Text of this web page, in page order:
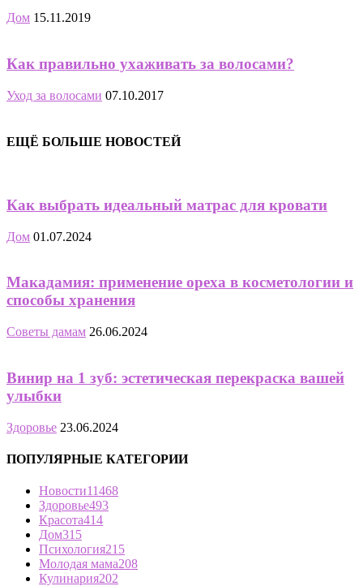
Дом 15.11.2019
Как правильно ухаживать за волосами?
Уход за волосами 07.10.2017
ЕЩЁ БОЛЬШЕ НОВОСТЕЙ
Как выбрать идеальный матрас для кровати
Дом 01.07.2024
Макадамия: применение ореха в косметологии и
способы хранения
Советы дамам 26.06.2024
Винир на 1 зуб: эстетическая перекраска вашей
улыбки
Здоровье 23.06.2024
ПОПУЛЯРНЫЕ КАТЕГОРИИ
Новости11468
Здоровье493
Красота414
Дом315
Психология215
Молодая мама208
Кулинария202